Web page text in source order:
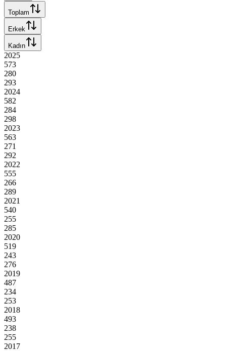
Toplam
Erkek
Kadın
2025
573
280
293
2024
582
284
298
2023
563
271
292
2022
555
266
289
2021
540
255
285
2020
519
243
276
2019
487
234
253
2018
493
238
255
2017